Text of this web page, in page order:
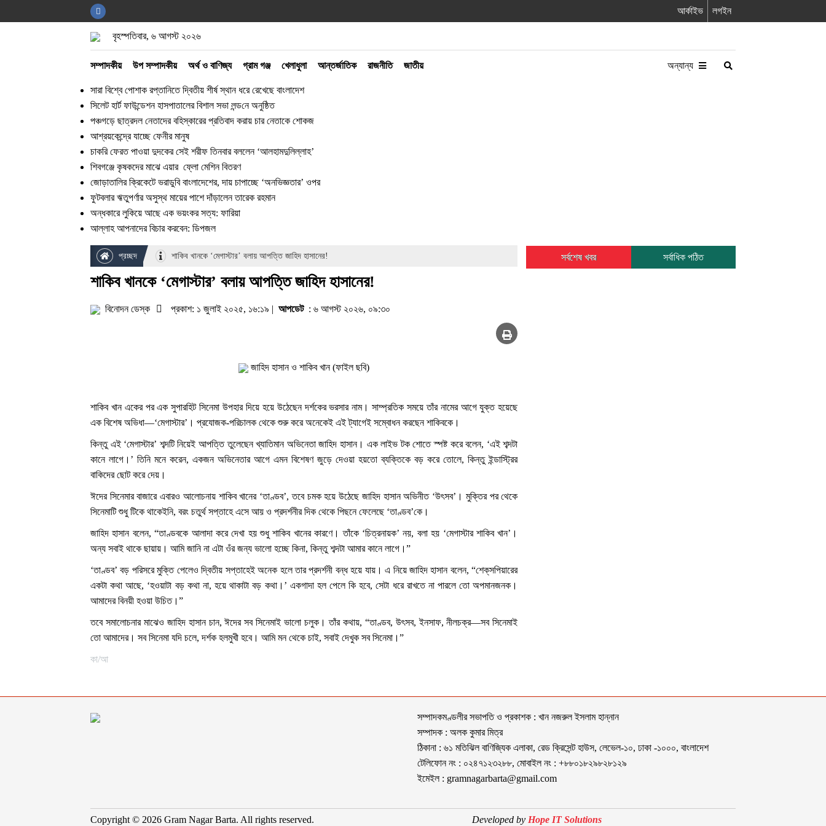
আর্কাইভ লগইন
বৃহস্পতিবার, ৬ আগস্ট ২০২৬
সম্পাদকীয় উপ সম্পাদকীয় অর্থ ও বাণিজ্য গ্রাম গঞ্জ খেলাধুলা আন্তর্জাতিক রাজনীতি জাতীয় অন্যান্য
সারা বিশ্বে পোশাক রপ্তানিতে দ্বিতীয় শীর্ষ স্থান ধরে রেখেছে বাংলাদেশ
সিলেট হার্ট ফাউন্ডেশন হাসপাতালের বিশাল সভা লন্ড‌নে অনুষ্ঠিত
পঞ্চগড়ে ছাত্রদল নেতাদের বহিস্কারের প্রতিবাদ করায় চার নেতাকে শোকজ
আশ্রয়কেন্দ্রে যাচ্ছে ফেনীর মানুষ
চাকরি ফেরত পাওয়া দুদকের সেই শরীফ তিনবার বললেন ‘আলহামদুলিল্লাহ’
শিবগঞ্জে কৃষকদের মাঝে এয়ার ফ্লো মেশিন বিতরণ
জোড়াতালির ক্রিকেটে ভরাডুবি বাংলাদেশের, দায় চাপাচ্ছে ‘অনভিজ্ঞতার’ ওপর
ফুটবলার ঋতুপর্ণার অসুস্থ মায়ের পাশে দাঁড়ালেন তারেক রহমান
অন্ধকারে লুকিয়ে আছে এক ভয়ংকর সত্য: ফারিয়া
আল্লাহ আপনাদের বিচার করবেন: ডিপজল
প্রচ্ছদ শাকিব খানকে ‘মেগাস্টার’ বলায় আপত্তি জাহিদ হাসানের!
শাকিব খানকে ‘মেগাস্টার’ বলায় আপত্তি জাহিদ হাসানের!
বিনোদন ডেস্ক প্রকাশ: ১ জুলাই ২০২৫, ১৬:১৯ | আপডেট: ৬ আগস্ট ২০২৬, ০৯:৩০
জাহিদ হাসান ও শাকিব খান (ফাইল ছবি)
শাকিব খান একের পর এক সুপারহিট সিনেমা উপহার দিয়ে হয়ে উঠেছেন দর্শকের ভরসার নাম। সাম্প্রতিক সময়ে তাঁর নামের আগে যুক্ত হয়েছে
এক বিশেষ অভিধা—‘মেগাস্টার’। প্রযোজক-পরিচালক থেকে শুরু করে অনেকেই এই ট্যাগেই সম্বোধন করছেন শাকিবকে।
কিন্তু এই ‘মেগাস্টার’ শব্দটি নিয়েই আপত্তি তুলেছেন খ্যাতিমান অভিনেতা জাহিদ হাসান। এক লাইভ টক শোতে স্পষ্ট করে বলেন, ‘এই শব্দটা
কানে লাগে।’ তিনি মনে করেন, একজন অভিনেতার আগে এমন বিশেষণ জুড়ে দেওয়া হয়তো ব্যক্তিকে বড় করে তোলে, কিন্তু ইন্ডাস্ট্রির
বাকিদের ছোট করে দেয়।
ঈদের সিনেমার বাজারে এবারও আলোচনায় শাকিব খানের ‘তাণ্ডব’, তবে চমক হয়ে উঠেছে জাহিদ হাসান অভিনীত ‘উৎসব’। মুক্তির পর থেকে
সিনেমাটি শুধু টিকে থাকেইনি, বরং চতুর্থ সপ্তাহে এসে আয় ও প্রদর্শনীর দিক থেকে পিছনে ফেলেছে ‘তাণ্ডব’কে।
জাহিদ হাসান বলেন, “তাণ্ডবকে আলাদা করে দেখা হয় শুধু শাকিব খানের কারণে। তাঁকে ‘চিত্রনায়ক’ নয়, বলা হয় ‘মেগাস্টার শাকিব খান’।
অন্য সবাই থাকে ছায়ায়। আমি জানি না এটা ওঁর জন্য ভালো হচ্ছে কিনা, কিন্তু শব্দটা আমার কানে লাগে।”
‘তাণ্ডব’ বড় পরিসরে মুক্তি পেলেও দ্বিতীয় সপ্তাহেই অনেক হলে তার প্রদর্শনী বন্ধ হয়ে যায়। এ নিয়ে জাহিদ হাসান বলেন, “শেক্‌সপিয়ারের
একটা কথা আছে, ‘হওয়াটা বড় কথা না, হয়ে থাকাটা বড় কথা।’ একগাদা হল পেলে কি হবে, সেটা ধরে রাখতে না পারলে তো অপমানজনক।
আমাদের বিনয়ী হওয়া উচিত।”
তবে সমালোচনার মাঝেও জাহিদ হাসান চান, ঈদের সব সিনেমাই ভালো চলুক। তাঁর কথায়, “তাণ্ডব, উৎসব, ইনসাফ, নীলচক্র—সব সিনেমাই
তো আমাদের। সব সিনেমা যদি চলে, দর্শক হলমুখী হবে। আমি মন থেকে চাই, সবাই দেখুক সব সিনেমা।”
কা/আ
সর্বশেষ খবর সর্বাধিক পঠিত
সম্পাদকমণ্ডলীর সভাপতি ও প্রকাশক : খান নজরুল ইসলাম হান্নান
সম্পাদক : অলক কুমার মিত্র
ঠিকানা : ৬১ মতিঝিল বাণিজ্যিক এলাকা, রেড ক্রিসেন্ট হাউস, লেভেল-১০, ঢাকা -১০০০, বাংলাদেশ
টেলিফোন নং : ০২৪৭১২৩২৮৮, মোবাইল নং : +৮৮০১৮২৯৮২৮১২৯
ইমেইল : gramnagarbarta@gmail.com
Copyright © 2026 Gram Nagar Barta. All rights reserved. Developed by Hope IT Solutions